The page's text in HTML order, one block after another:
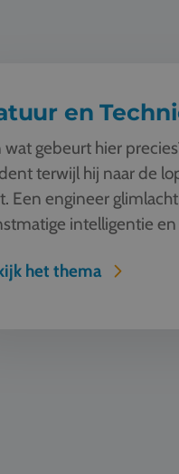
en
wat gebeurt hier
terwijl hij naar de
Een engineer
intelligentie
het thema